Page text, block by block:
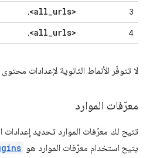
3
<all_urls> ،
4
<all_urls> ،
لا تتوفّر الأنماط الثانوية لإعدادات
معرّفات الموارد
تتيح لك معرّفات الموارد تحديد
يتيح استخدام معرّفات الموارد هو